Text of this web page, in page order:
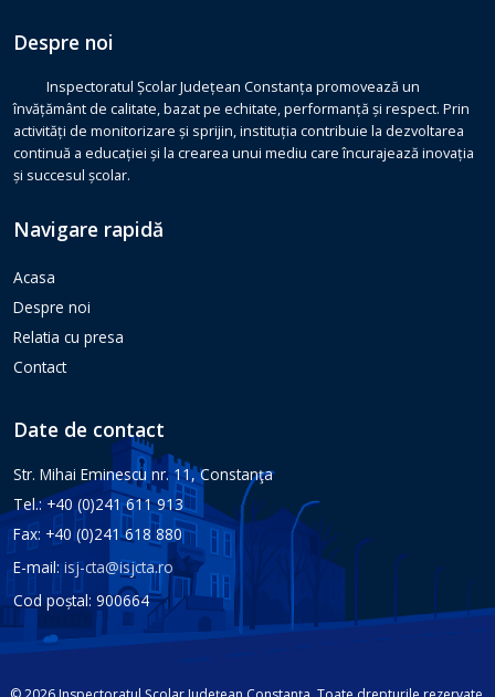
Despre noi
Inspectoratul Școlar Județean Constanța promovează un
învățământ de calitate, bazat pe echitate, performanță și respect. Prin
activități de monitorizare și sprijin, instituția contribuie la dezvoltarea
continuă a educației și la crearea unui mediu care încurajează inovația
și succesul școlar.
Navigare rapidă
Acasa
Despre noi
Relatia cu presa
Contact
Date de contact
Str. Mihai Eminescu nr. 11, Constanţa
Tel.: +40 (0)241 611 913
Fax: +40 (0)241 618 880
E-mail:isj-cta@isjcta.ro
Cod poștal: 900664